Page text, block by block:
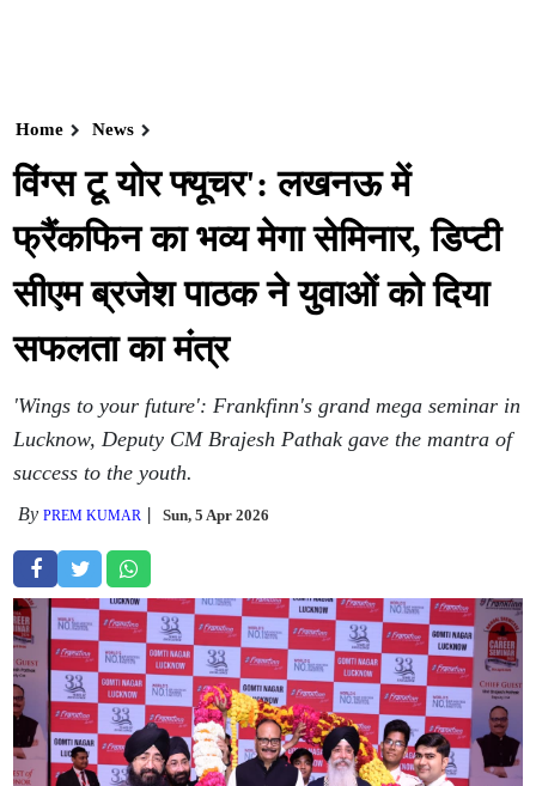
Home News
विंग्स टू योर फ्यूचर': लखनऊ में
फ्रैंकफिन का भव्य मेगा सेमिनार, डिप्टी
सीएम ब्रजेश पाठक ने युवाओं को दिया
सफलता का मंत्र
'Wings to your future': Frankfinn's grand mega seminar in
Lucknow, Deputy CM Brajesh Pathak gave the mantra of
success to the youth.
ByPREM KUMAR Sun, 5 Apr 2026